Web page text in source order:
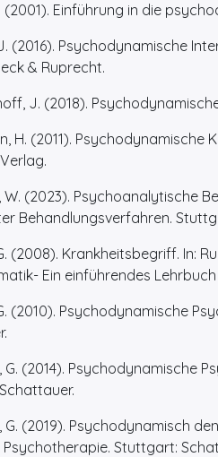
(2001). Einführung in die
(2016). Psychodynamische
& Ruprecht.
J. (2018).
H. (2011).
W. (2023). Psychoanalytische
Behandlungsverfahren.
(2008). Krankheitsbegriff. In:
Ein einführendes
(2010). Psychodynamische
(2014). Psychodynamische
(2019). Psychodynamisch
Stuttgart: